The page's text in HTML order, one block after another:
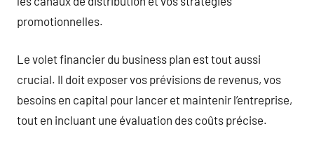
promotionnelles.
Le volet financier du business plan est tout aussi
crucial. Il doit exposer vos prévisions de revenus, vos
besoins en capital pour lancer et maintenir l’entreprise,
tout en incluant une évaluation des coûts précise.